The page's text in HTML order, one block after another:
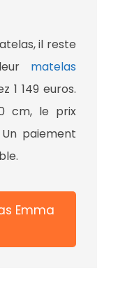
il reste
matelas
1 149 euros.
cm, le prix
paiement
Emma